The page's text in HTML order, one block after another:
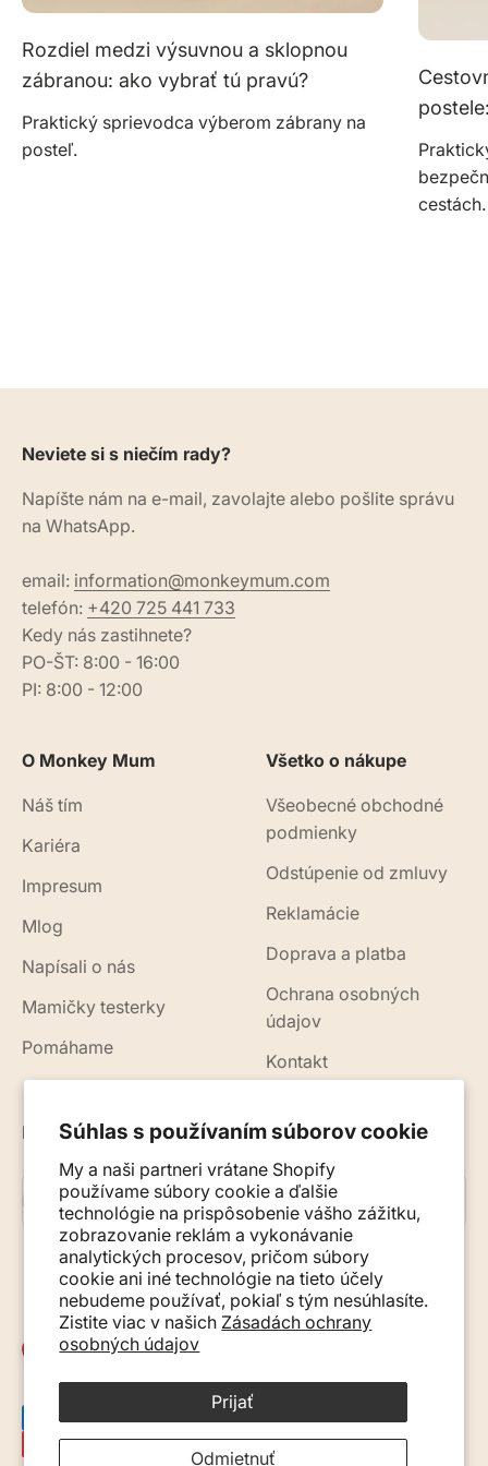
Súhlas s používaním súborov cookie
My a naši partneri vrátane Shopify
používame súbory cookie a ďalšie
technológie na prispôsobenie vášho zážitku,
zobrazovanie reklám a vykonávanie
analytických procesov, pričom súbory
cookie ani iné technológie na tieto účely
nebudeme používať, pokiaľ s tým nesúhlasíte.
Zistite viac v našich Zásadách ochrany
osobných údajov
Prijať
Odmietnuť
Rozdiel medzi výsuvnou a sklopnou
zábranou: ako vybrať tú pravú?
Praktický sprievodca výberom zábrany na
posteľ.
cestách.
Neviete si s niečím rady?
Napíšte nám na e-mail, zavolajte alebo pošlite správu
na WhatsApp.
email: information@monkeymum.com
telefón: +420 725 441 733
Kedy nás zastihnete?
PO-ŠT: 8:00 - 16:00
PI: 8:00 - 12:00
O Monkey Mum
Náš tím
Kariéra
Impresum
Mlog
Napísali o nás
Mamičky testerky
Pomáhame
Všetko o nákupe
Všeobecné obchodné
podmienky
Odstúpenie od zmluvy
Reklamácie
Doprava a platba
Ochrana osobných
údajov
Kontakt
Novinky, rady a tipy do vášho e-mailu
E-mail
Prihlásiť sa na odber
Slovensko (EUR €)